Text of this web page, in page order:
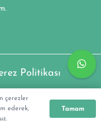
Politikası
Özdemir ©2022
çerezler
ederek,
Tamam